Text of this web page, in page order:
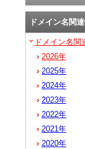
ドメイン名関
ドメイン名関
2026年
2025年
2024年
2023年
2022年
2021年
2020年